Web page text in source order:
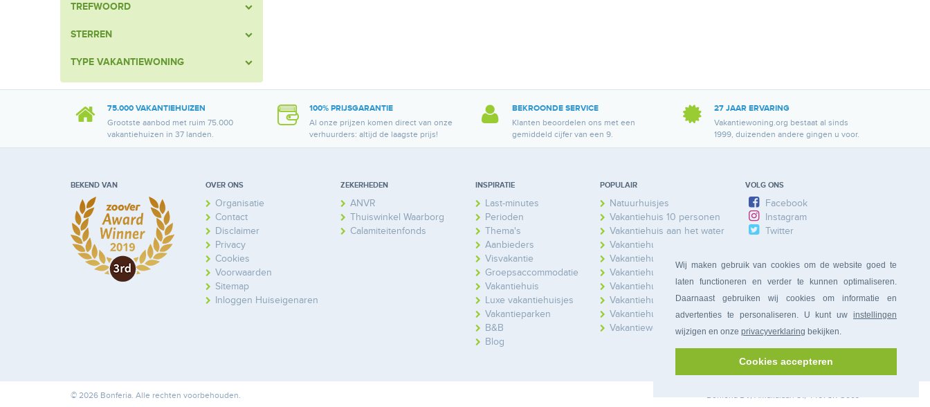
Wij maken gebruik van cookies om de website goed te
laten functioneren en verder te kunnen optimaliseren.
Daarnaast gebruiken wij cookies om informatie en
advertenties te personaliseren. U kunt uw instellingen
wijzigen en onze privacyverklaring bekijken.
Cookies accepteren
TREFWOORD
STERREN
TYPE VAKANTIEWONING
75.000 VAKANTIEHUIZEN
Grootste aanbod met ruim 75.000
vakantiehuizen in 37 landen.
100% PRIJSGARANTIE
Al onze prijzen komen direct van onze
verhuurders: altijd de laagste prijs!
BEKROONDE SERVICE
Klanten beoordelen ons met een
gemiddeld cijfer van een 9.
27 JAAR ERVARING
Vakantiewoning.org bestaat al sinds
1999, duizenden andere gingen u voor.
BEKEND VAN OVER ONS
Organisatie
Contact
Disclaimer
Privacy
Cookies
Voorwaarden
Sitemap
Inloggen Huiseigenaren
ZEKERHEDEN
ANVR
Thuiswinkel Waarborg
Calamiteitenfonds
INSPIRATIE
Last-minutes
Perioden
Thema's
Aanbieders
Visvakantie
Groepsaccommodatie
Vakantiehuis
Luxe vakantiehuisjes
Vakantieparken
B&B
Blog
POPULAIR
Natuurhuisjes
Vakantiehuis 10 personen
Vakantiehuis aan het water
Vakantiehuis Ardennen
Vakantiehuis Duitsland
Vakantiehuis Frankrijk
Vakantiehuis Limburg
Vakantiehuis Nederland
Vakantiehuis Spanje
Vakantiewoning
VOLG ONS
Facebook
Instagram
Twitter
© 2026 Bonferia. Alle rechten voorbehouden. Bonferia BV, Amalialaan 81, 4461 SR Goes